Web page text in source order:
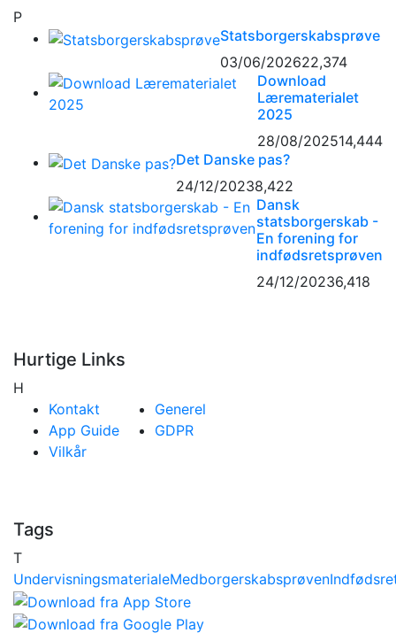
P
Statsborgerskabsprøve
03/06/202622,374
Download
Lærematerialet
2025
28/08/202514,444
Det Danske pas?
24/12/20238,422
Dansk
statsborgerskab -
En forening for
indfødsretsprøven
24/12/20236,418
Hurtige Links
H
Kontakt
App Guide
Vilkår
Generel
GDPR
Tags
T
UndervisningsmaterialeMedborgerskabsprøven